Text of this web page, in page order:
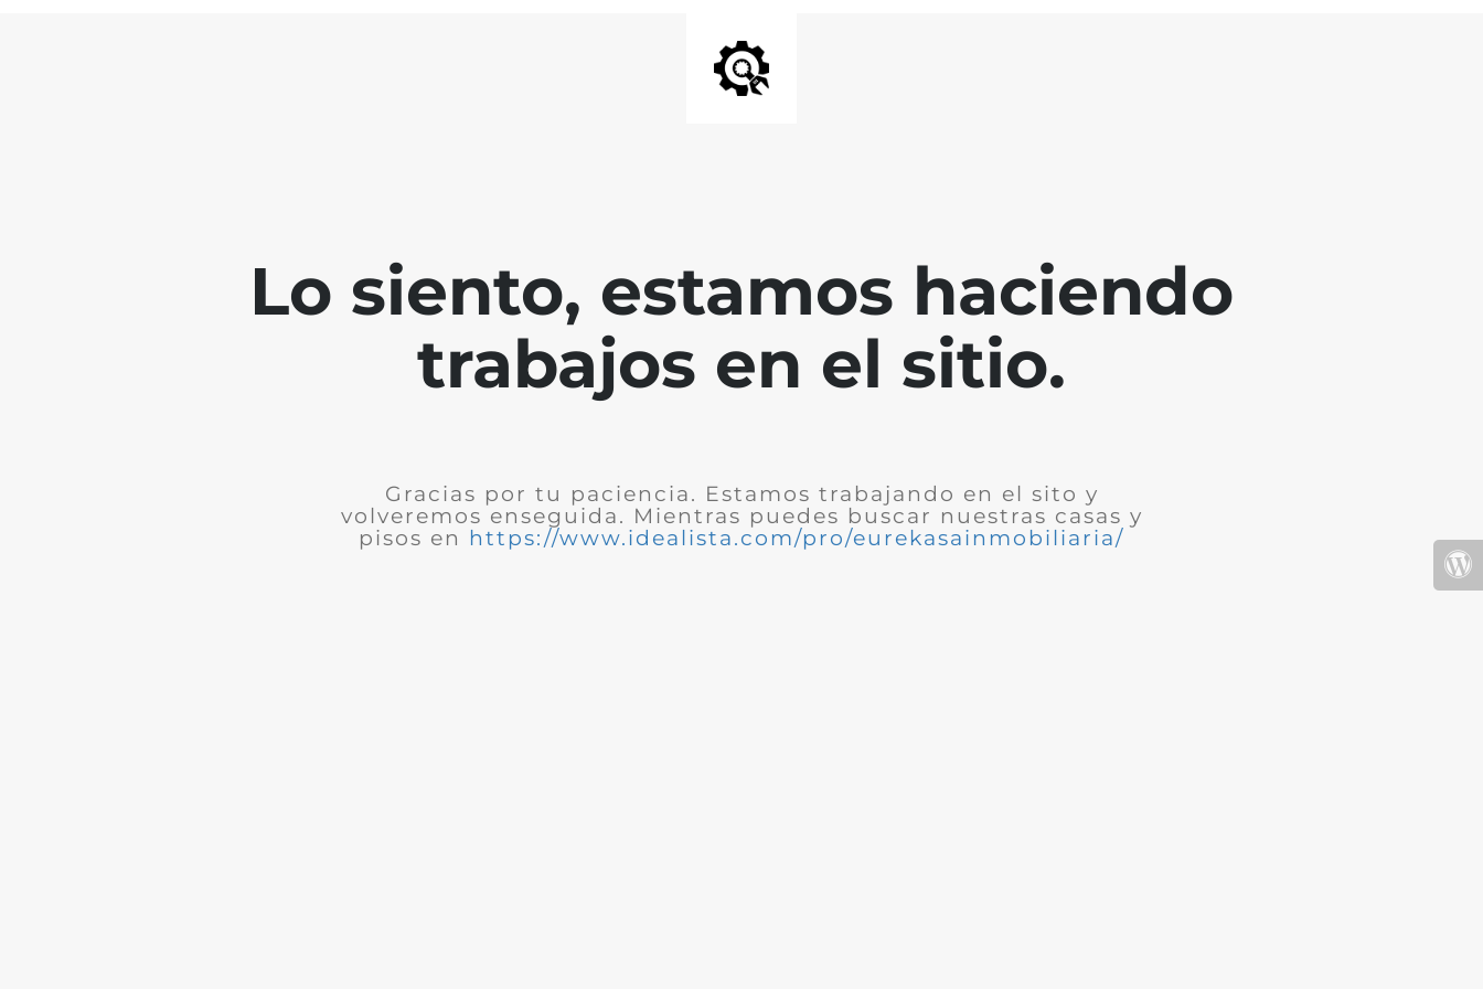
Lo siento, estamos haciendo
trabajos en el sitio.
Gracias por tu paciencia. Estamos trabajando en el sito y
volveremos enseguida. Mientras puedes buscar nuestras casas y
pisos en https://www.idealista.com/pro/eurekasainmobiliaria/